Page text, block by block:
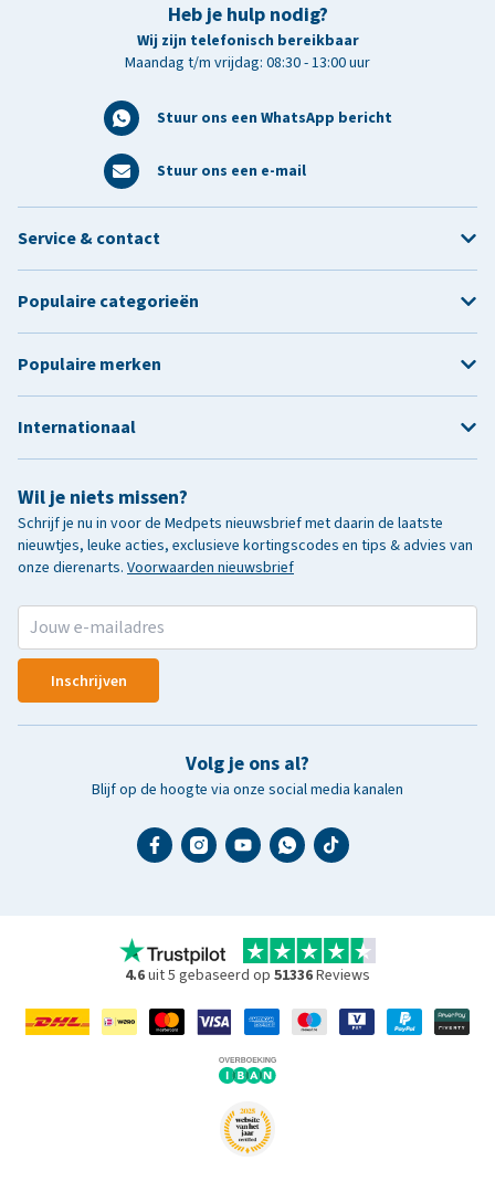
Heb je hulp nodig?
Wij zijn telefonisch bereikbaar
Maandag t/m vrijdag: 08:30 - 13:00 uur
Stuur ons een WhatsApp bericht
Stuur ons een e-mail
Wil je niets missen?
Schrijf je nu in voor de Medpets nieuwsbrief met daarin de laatste
nieuwtjes, leuke acties, exclusieve kortingscodes en tips & advies van
onze dierenarts. Voorwaarden nieuwsbrief
Inschrijven
Volg je ons al?
Blijf op de hoogte via onze social media kanalen
Service & contact
Populaire categorieën
Populaire merken
Internationaal
4.6uit 5 gebaseerd op 51336Reviews